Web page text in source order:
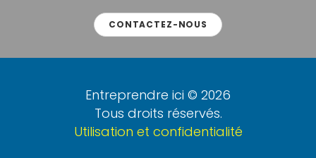
CONTACTEZ-NOUS
Entreprendre ici © 2026
Tous droits réservés.
Utilisation et confidentialité